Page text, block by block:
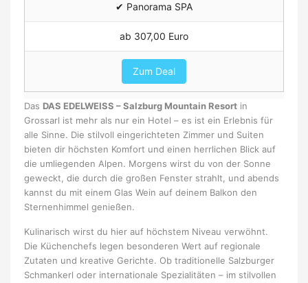
✔ Panorama SPA
ab 307,00 Euro
Zum Deal
Das DAS EDELWEISS – Salzburg Mountain Resort in
Grossarl ist mehr als nur ein Hotel – es ist ein Erlebnis für
alle Sinne. Die stilvoll eingerichteten Zimmer und Suiten
bieten dir höchsten Komfort und einen herrlichen Blick auf
die umliegenden Alpen. Morgens wirst du von der Sonne
geweckt, die durch die großen Fenster strahlt, und abends
kannst du mit einem Glas Wein auf deinem Balkon den
Sternenhimmel genießen.
Kulinarisch wirst du hier auf höchstem Niveau verwöhnt.
Die Küchenchefs legen besonderen Wert auf regionale
Zutaten und kreative Gerichte. Ob traditionelle Salzburger
Schmankerl oder internationale Spezialitäten – im stilvollen